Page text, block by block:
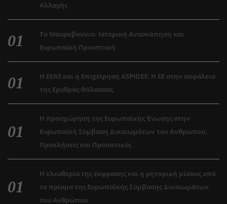
Αλλαγής
Το Μαυροβούνιο: Ιστορική Ανασκόπηση και
Ευρωπαϊκή Προοπτική
Η EEAS και η Επιχείρηση ASPIDES: Η ΕΕ στην ασφάλεια
της Ερυθράς Θάλασσας
Η προσχώρηση της Ευρωπαϊκής Ένωσης στην
Ευρωπαϊκή Σύμβαση Δικαιωμάτων του Ανθρώπου:
Προκλήσεις και Προοπτικές
Η ελευθερία της έκφρασης και η ρητορική μίσους υπό
το πρίσμα της Ευρωπαϊκής Σύμβασης Δικαιωμάτων
του Ανθρώπου